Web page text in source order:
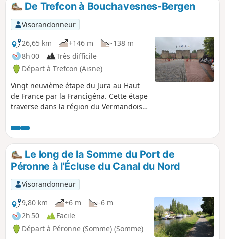
p
De Trefcon à Bouchavesnes-Bergen
Visorandonneur
26,65 km
+146 m
-138 m
8h 00
Très difficile
Départ à Trefcon (Aisne)
Vingt neuvième étape du Jura au Haut
de France par la Francigéna. Cette étape
traverse dans la région du Vermandois,
Somme et de l’Aisne, avec un paysage
très agricole, ponctué de petits plans
d’eau aux abords de rivières. À Peronne,
vous quittez la vallée vallonnée de la
Somme pour traverser la plaine d’Artois
au relief relativement plat. La campagne
environnante a souffert des conflits qui
faisaient rage lors de la Première
Guerre mondiale. Les nombreux
cimetières militaires sont là pour en
témoigner.
Le long de la Somme du Port de
Péronne à l'Écluse du Canal du Nord
Visorandonneur
9,80 km
+6 m
-6 m
2h 50
Facile
Départ à Péronne (Somme) (Somme)